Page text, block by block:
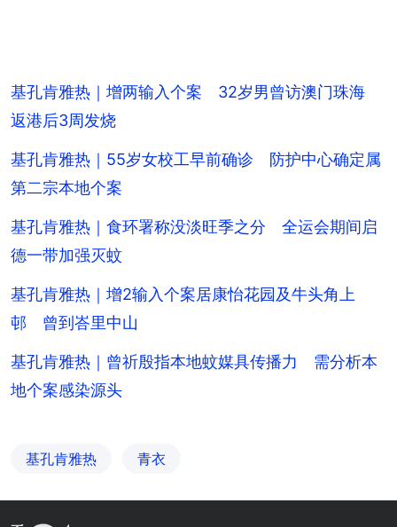
基孔肯雅热｜增两输入个案 32岁男曾访澳门珠海
返港后3周发烧
基孔肯雅热｜55岁女校工早前确诊 防护中心确定属
第二宗本地个案
基孔肯雅热｜食环署称没淡旺季之分 全运会期间启
德一带加强灭蚊
基孔肯雅热｜增2输入个案居康怡花园及牛头角上
邨 曾到峇里中山
基孔肯雅热｜曾祈殷指本地蚊媒具传播力 需分析本
地个案感染源头
基孔肯雅热 青衣